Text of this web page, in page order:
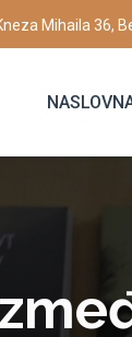
Mihaila 36,